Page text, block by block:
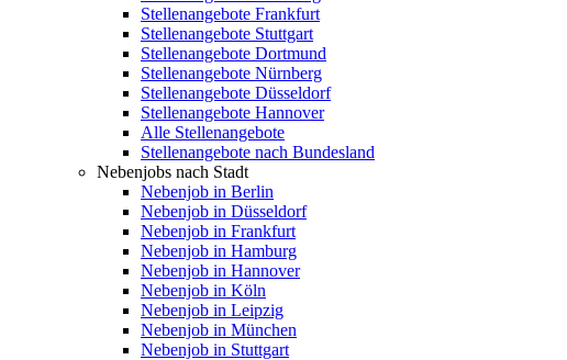
Stellenangebote Frankfurt
Stellenangebote Stuttgart
Stellenangebote Dortmund
Stellenangebote Nürnberg
Stellenangebote Düsseldorf
Stellenangebote Hannover
Alle Stellenangebote
Stellenangebote nach Bundesland
Nebenjobs nach Stadt
Nebenjob in Berlin
Nebenjob in Düsseldorf
Nebenjob in Frankfurt
Nebenjob in Hamburg
Nebenjob in Hannover
Nebenjob in Köln
Nebenjob in Leipzig
Nebenjob in München
Nebenjob in Stuttgart